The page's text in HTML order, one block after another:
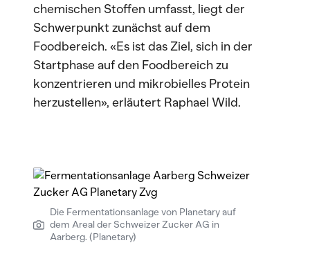
chemischen Stoffen umfasst, liegt der
Schwerpunkt zunächst auf dem
Foodbereich. «Es ist das Ziel, sich in der
Startphase auf den Foodbereich zu
konzentrieren und mikrobielles Protein
herzustellen», erläutert Raphael Wild.
Die Fermentationsanlage von Planetary auf
dem Areal der Schweizer Zucker AG in
Aarberg. (Planetary)